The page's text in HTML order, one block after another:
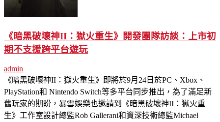
《暗黑破壞神II：獄火重生》開發團隊訪談：上市初
期不支援跨平台遊玩
admin
《暗黑破壞神II：獄火重生》即將於9月24日於PC、Xbox、
PlayStation和 Nintendo Switch等多平台同步推出，為了滿足新
舊玩家的期盼，暴雪娛樂也邀請到《暗黑破壞神II：獄火重
生》工作室設計總監Rob Gallerani和資深技術總監Michael